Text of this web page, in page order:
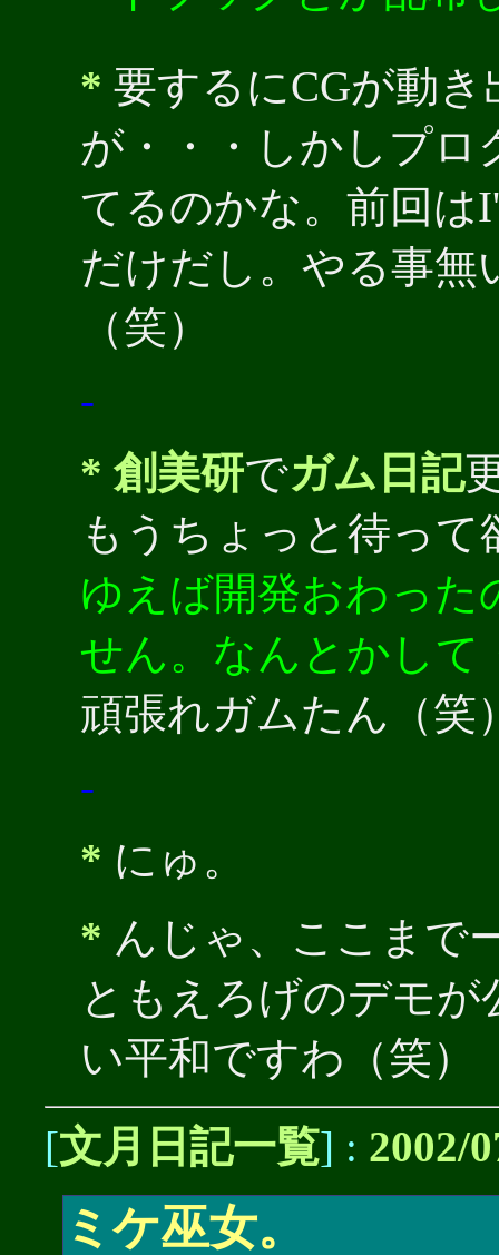
* 要するにCGが動
が・・・しかしプロ
てるのかな。前回は
だけだし。やる事無
（笑）
-
* 創美研でガム日記
もうちょっと待って
ゆえば開発おわった
せん。なんとかして
頑張れガムたん（笑
-
* にゅ。
* んじゃ、ここまで
ともえろげのデモ
い平和ですわ（笑）
[文月日記一覧] : 2002/
ミケ巫女。